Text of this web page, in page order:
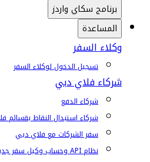
برنامج سكاي واردز
المساعدة
وكلاء السفر
تسجيل الدخول لوكلاء السفر
شركاء فلاي دبي
شركاء الدفع
شركاء استبدال النقاط بقسائم
سفر الشركات مع فلاي دبي
نظام API وحساب وكيل سفر جديد